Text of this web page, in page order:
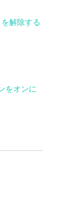
解除する
をオンに